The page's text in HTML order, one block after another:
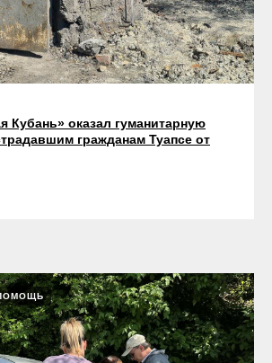
Кубань» оказал гуманитарную
гражданам Туапсе от